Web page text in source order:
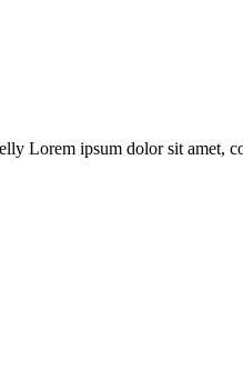
Lorem ipsum dolor sit amet,